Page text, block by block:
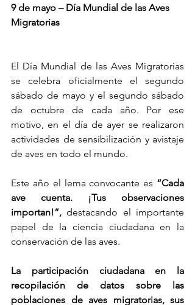
9 de mayo – Día Mundial de las Aves
Migratorias
El Día Mundial de las Aves Migratorias
se celebra oficialmente el segundo
sábado de mayo y el segundo sábado
de octubre de cada año. Por ese
motivo, en el día de ayer se realizaron
actividades de sensibilización y avistaje
de aves en todo el mundo.
Este año el lema convocante es “Cada
ave cuenta. ¡Tus observaciones
importan!”, destacando el importante
papel de la ciencia ciudadana en la
conservación de las aves.
La participación ciudadana en la
recopilación de datos sobre las
poblaciones de aves migratorias, sus